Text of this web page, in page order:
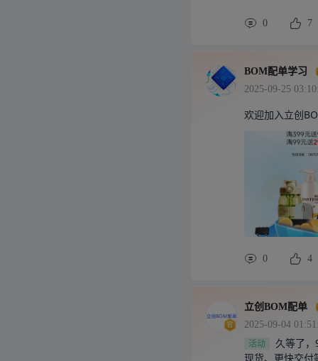
0 7
BOM配单学习
2025-09-25
欢迎加入立创
0 4
立创BOM配单
2025-09-04
活动
久等了
现货、更快交